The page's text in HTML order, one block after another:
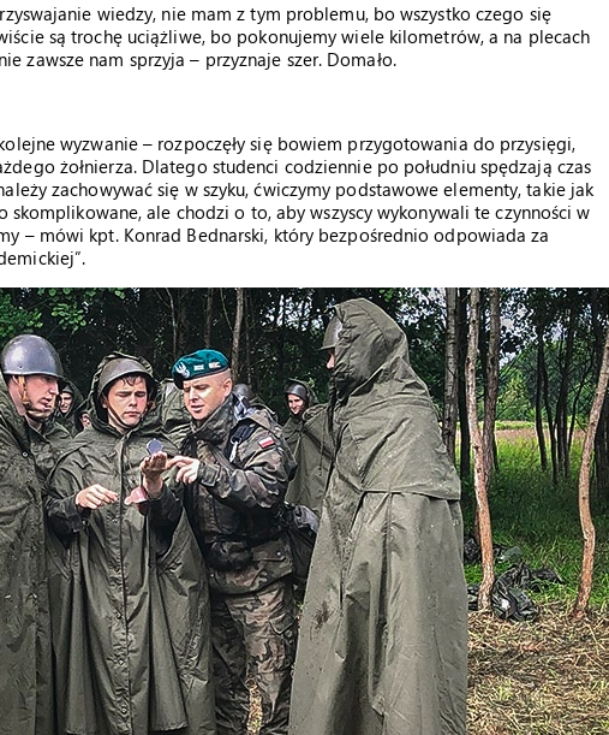
wiedzy, nie mam z tym problemu, bo wszystko czego się
są trochę uciążliwe, bo pokonujemy wiele kilometrów, a na plecach
zawsze nam sprzyja – przyznaje szer. Domało.
wyzwanie – rozpoczęły się bowiem przygotowania do przysięgi,
żołnierza. Dlatego studenci codziennie po południu spędzają czas
zachowywać się w szyku, ćwiczymy podstawowe elementy, takie jak
skomplikowane, ale chodzi o to, aby wszyscy wykonywali te czynności w
– mówi kpt. Konrad Bednarski, który bezpośrednio odpowiada za